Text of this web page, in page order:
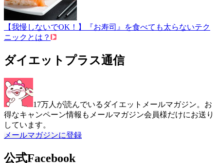
【我慢しないでOK！】『お寿司』を食べても太らないテク
ニックとは？
ダイエットプラス通信
17万人が読んでいるダイエットメールマガジン。お
得なキャンペーン情報もメールマガジン会員様だけにお送り
しています。
メールマガジンに登録
公式Facebook